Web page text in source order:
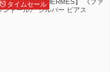
タイムセール